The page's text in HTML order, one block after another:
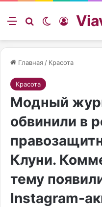
Меню ИскатьSwitch skin
Войти
Главная / Красота
Красота
Модный
обвинили в
Клуни.
тему
Instagram-